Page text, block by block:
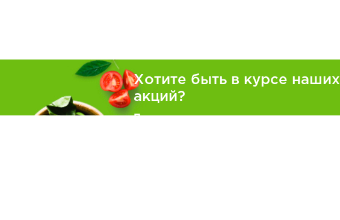
Хотите быть в курсе наших
акций?
Подпишитесь на рассылку